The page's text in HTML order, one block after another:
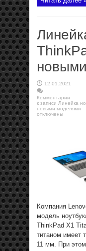
12.01.2021
Комментарии
к записи Линейка
новыми моделями
отключены
Компания
модель
ThinkPad X1
титаном имеет
11 мм. При